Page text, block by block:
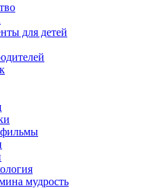
для детей
мудрость